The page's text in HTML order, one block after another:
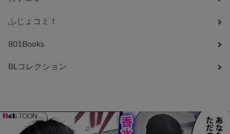
ふじょコミ！
801Books
BLコレクション